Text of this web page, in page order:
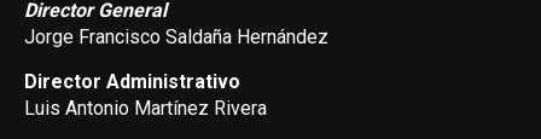
Director General
Jorge Francisco Saldaña Hernández
Director Administrativo
Luis Antonio Martínez Rivera